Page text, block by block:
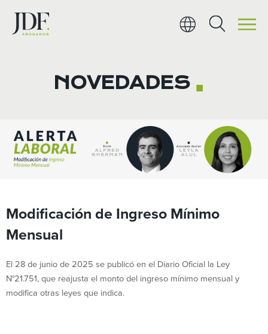
contenido
NOVEDADES ■
Modificación de Ingreso Mínimo
Mensual
El 28 de junio de 2025 se publicó en el Diario Oficial la Ley
N°21.751, que reajusta el monto del ingreso mínimo mensual y
modifica otras leyes que indica.